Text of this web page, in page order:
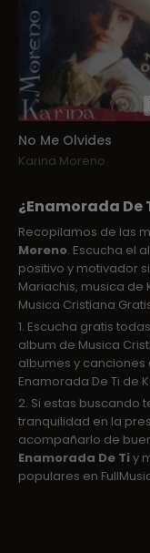
No Me Olvides
Karina Moreno
¿Enamorada De
Recopilamos de las
Moreno. Escucha el
positivo y motivador
Mariachis, musica de
Musica Cristiana
1. Escucha gratis
album de Musica
albumes y
Enamorada De Ti de
2. Si estas buscando
tranquilidad en la
acompañarlo de
Enamorada De Ti y
populares en